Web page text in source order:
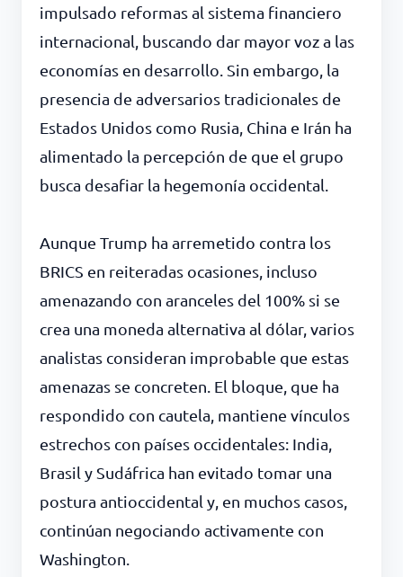
impulsado reformas al sistema financiero
internacional, buscando dar mayor voz a las
economías en desarrollo. Sin embargo, la
presencia de adversarios tradicionales de
Estados Unidos como Rusia, China e Irán ha
alimentado la percepción de que el grupo
busca desafiar la hegemonía occidental.
Aunque Trump ha arremetido contra los
BRICS en reiteradas ocasiones, incluso
amenazando con aranceles del 100% si se
crea una moneda alternativa al dólar, varios
analistas consideran improbable que estas
amenazas se concreten. El bloque, que ha
respondido con cautela, mantiene vínculos
estrechos con países occidentales: India,
Brasil y Sudáfrica han evitado tomar una
postura antioccidental y, en muchos casos,
continúan negociando activamente con
Washington.